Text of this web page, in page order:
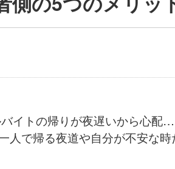
イトの帰りが夜遅いから心配…
人で帰る夜道や自分が不安な